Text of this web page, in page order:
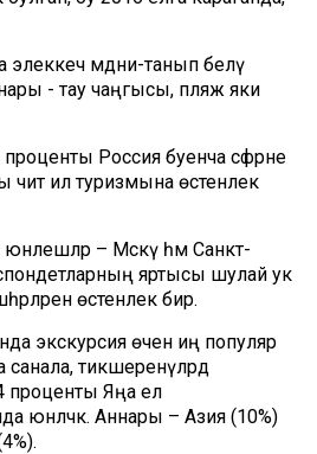
мәдәни-танып белү
- тау чаңгысы, пляж яки
Россия буенча сәфәрне
чит ил туризмына өстенлек
– Мәскәү һәм Санкт-
яртысы шулай ук
өстенлек бирә.
экскурсия өчен иң популяр
тикшеренүләрдә
проценты Яңа ел
юнәләчәк. Аннары – Азия (10%)